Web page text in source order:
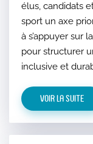
élus, candidats
sport un axe
à s’appuyer sur
pour structurer
inclusive et
Voir la suite